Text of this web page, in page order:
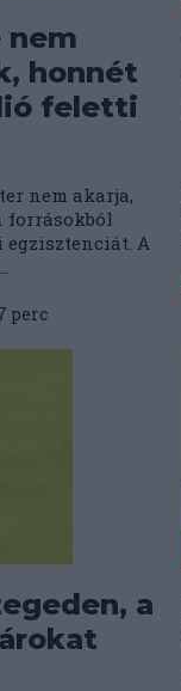
nem
honnét
feletti
nem akarja,
forrásokból
A
perc
a